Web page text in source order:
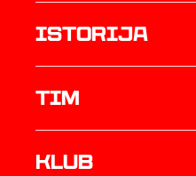
istorija
TIM
Klub